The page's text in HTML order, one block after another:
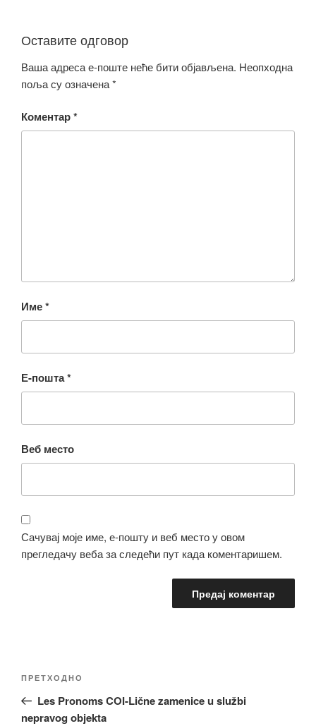
Оставите одговор
Ваша адреса е-поште неће бити објављена. Неопходна
поља су означена*
Коментар*
Име*
Е-пошта*
Веб место
Сачувај моје име, е-пошту и веб место у овом
прегледачу веба за следећи пут када коментаришем.
чланка
Претходни
чланак
ПРЕТХОДНО
Les Pronoms COI-Lične zamenice u službi
nepravog objekta